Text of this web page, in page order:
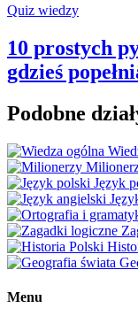
Quiz wiedzy
10 prostych
gdzieś
Podobne
Język
Menu